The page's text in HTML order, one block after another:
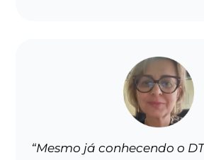
“Mesmo já conhecendo o